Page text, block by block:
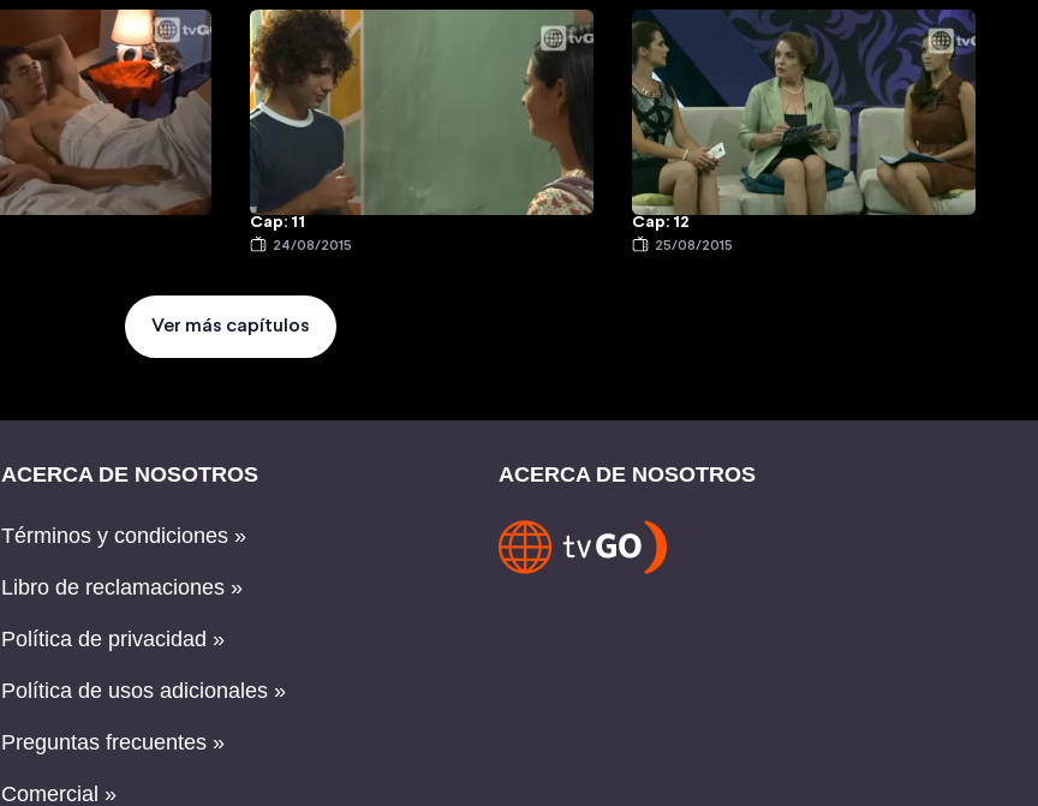
Cap: 11
24/08/2015
Cap: 12
25/08/2015
Ver más capítulos
ACERCA DE NOSOTROS
Términos y condiciones »
Libro de reclamaciones »
Política de privacidad »
Política de usos adicionales »
Preguntas frecuentes »
Comercial »
ACERCA DE NOSOTROS